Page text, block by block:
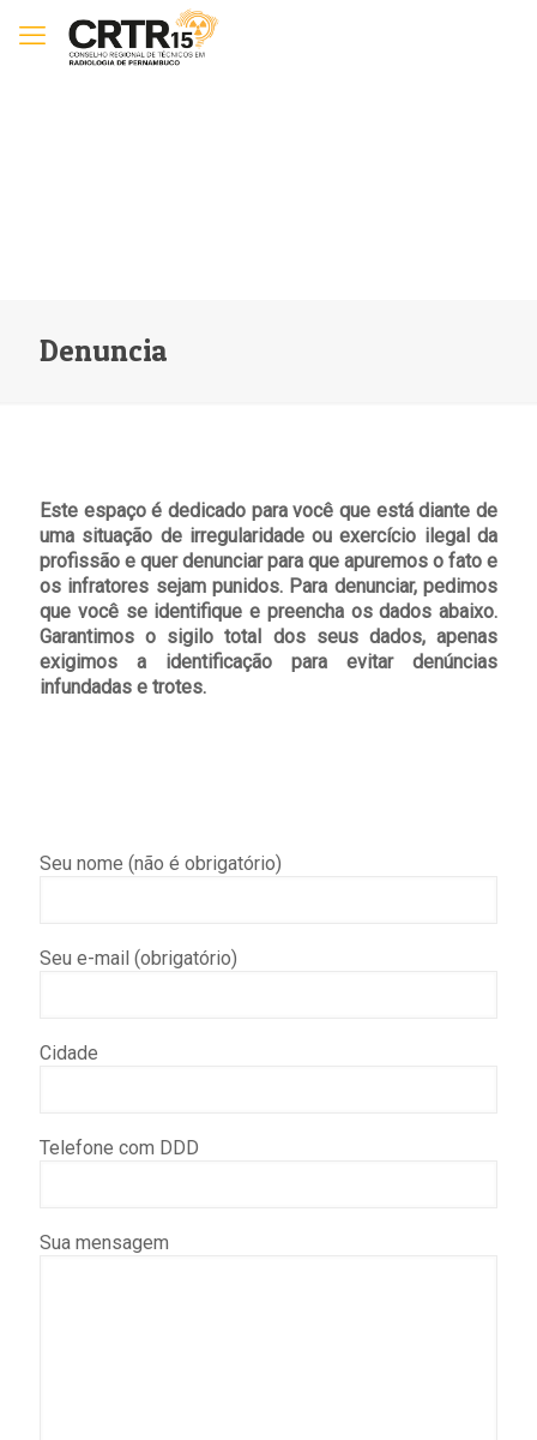
Denuncia
Este espaço é dedicado para você que está diante de
uma situação de irregularidade ou exercício ilegal da
profissão e quer denunciar para que apuremos o fato e
os infratores sejam punidos. Para denunciar, pedimos
que você se identifique e preencha os dados abaixo.
Garantimos o sigilo total dos seus dados, apenas
exigimos a identificação para evitar denúncias
infundadas e trotes.
Seu nome (não é obrigatório)
Seu e-mail (obrigatório)
Cidade
Telefone com DDD
Sua mensagem